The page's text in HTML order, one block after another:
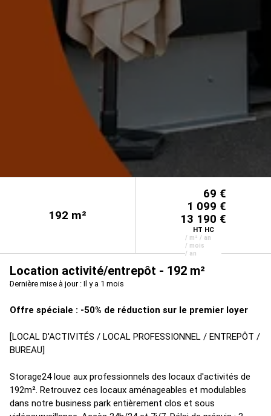
192 m²
69 €
1 099 €
13 190 €
HT HC
/ m² / an
/ mois
/ an
Location activité/entrepôt - 192 m²
Dernière mise à jour : Il y a 1 mois
Offre spéciale : -50% de réduction sur le premier loyer
[LOCAL D'ACTIVITÉS / LOCAL PROFESSIONNEL / ENTREPÔT /
BUREAU]
Storage24 loue aux professionnels des locaux d'activités de
192m². Retrouvez ces locaux aménageables et modulables
dans notre business park entièrement clos et sous